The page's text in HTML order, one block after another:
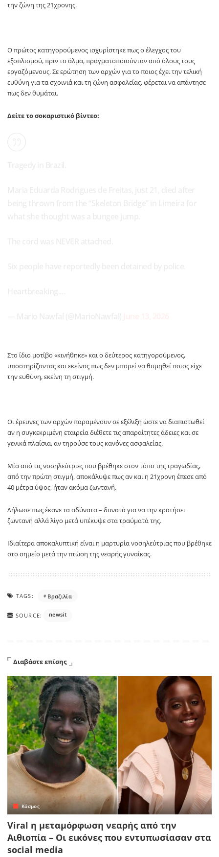
την ζώνη της 21χρονης.
Ο πρώτος κατηγορούμενος ισχυρίστηκε πως ο έλεγχος του
εξοπλισμού, πριν το άλμα, πραγματοποιούνταν από όλους τους
εργαζόμενους. Σε ερώτηση των αρχών για το ποιος έχει την τελική
ευθύνη για τα σχοινιά και τη ζώνη ασφαλείας, φέρεται να απάντησε
πως δεν θυμάται.
Δείτε το σοκαριστικό βίντεο:
Στο ίδιο μοτίβο «κινήθηκε» και ο δεύτερος κατηγορούμενος,
υποστηρίζοντας και εκείνος πως δεν μπορεί να θυμηθεί ποιος είχε
την ευθύνη, εκείνη τη στιγμή.
Οι έρευνες των αρχών παραμένουν σε εξέλιξη ώστε να διαπιστωθεί
αν η συγκεκριμένη εταιρεία διέθετε τις απαραίτητες άδειες και σε
γενικά πλαίσια, αν τηρούσε τους κανόνες ασφαλείας.
Μία από τις νοσηλεύτριες που βρέθηκε στον τόπο της τραγωδίας,
από την πρώτη στιγμή, αποκάλυψε πως αν και η 21χρονη έπεσε από
40 μέτρα ύψος, ήταν ακόμα ζωντανή.
Δήλωσε πως έκανε τα αδύνατα – δυνατά για να την κρατήσει
ζωντανή αλλά λίγο μετά υπέκυψε στα τραύματά της.
Ιδιαίτερα αποκαλυπτική είναι η μαρτυρία νοσηλεύτριας που βρέθηκε
στο σημείο μετά την πτώση της νεαρής γυναίκας.
TAGS: Βραζιλία
SOURCE: newsit
Διαβάστε επίσης
Κόσμος
Viral η μεταμόρφωση νεαρής από την
Αιθιοπία – Οι εικόνες που εντυπωσίασαν στα
social media